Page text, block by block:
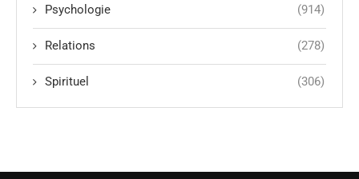
Psychologie (914)
Relations (278)
Spirituel (306)